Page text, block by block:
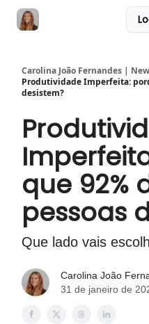
Carolina João Fernandes |
Produtividade Imperfeita:
desistem?
que 92%
pessoas
Que lado vais
Carolina João
31 de janeiro de